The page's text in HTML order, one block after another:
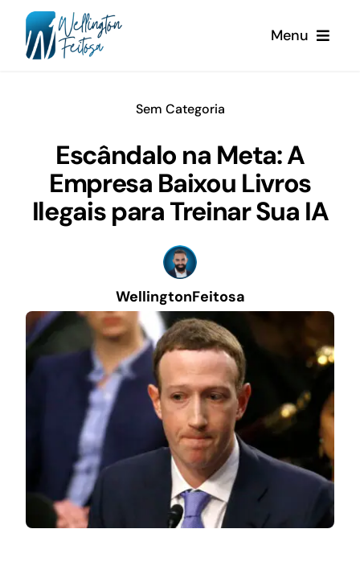
para
Menu
Sobre Nós
Blog
Sem Categoria
Escândalo na Meta: A
Empresa Baixou Livros
Ilegais para Treinar Sua IA
WellingtonFeitosa